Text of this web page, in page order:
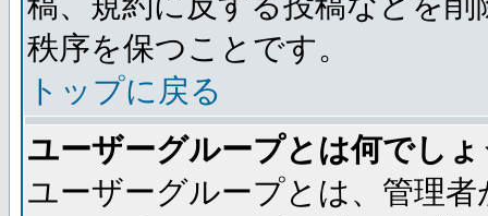
秩序を保つことです。
トップに戻る
ユーザーグループとは何でし
ユーザーグループとは、管理